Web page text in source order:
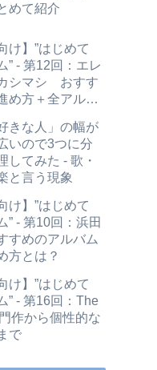
めて紹介
け】”はじめて
” - 第12回：エレ
シマシ おすす
め方＋全アルバ
きな人」の幅が
いので3つに分
してみた - 歌・
と言う現象
け】”はじめて
” - 第10回：浜田
めのアルバム
方とは？
け】”はじめて
” - 第16回：The
作から個性的な
で